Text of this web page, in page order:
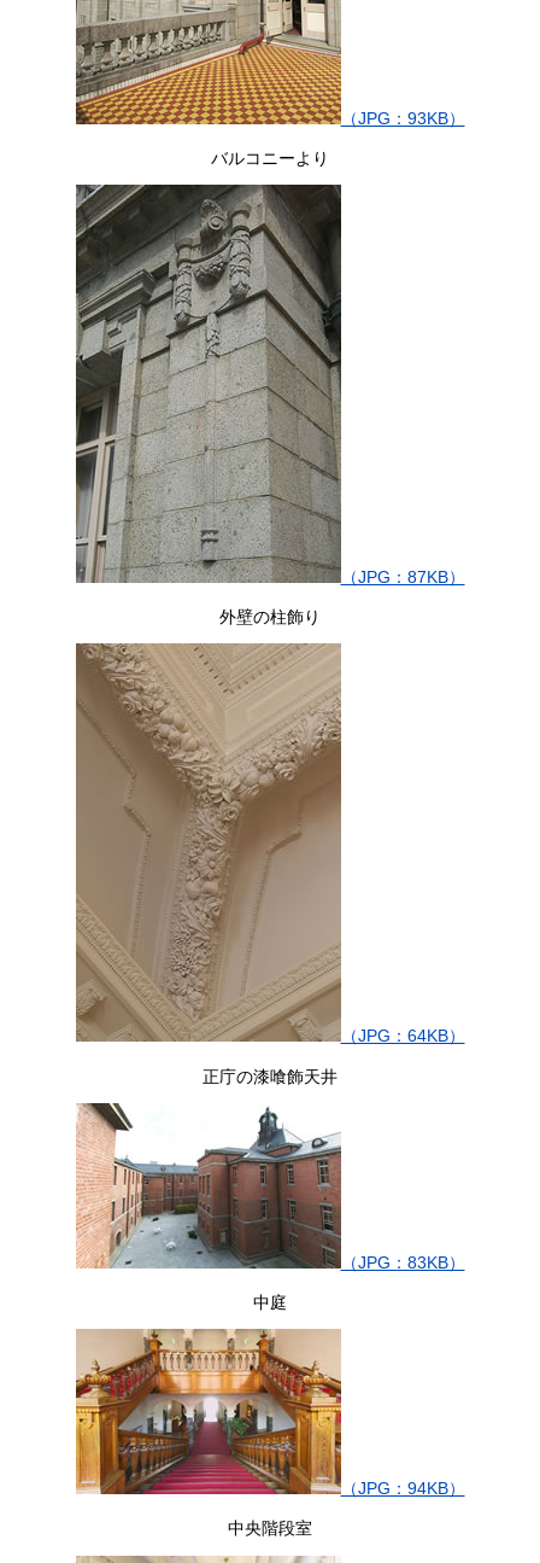
（JPG：93KB）
バルコニーより
（JPG：87KB）
外壁の柱飾り
（JPG：64KB）
正庁の漆喰飾天井
（JPG：83KB）
中庭
（JPG：94KB）
中央階段室